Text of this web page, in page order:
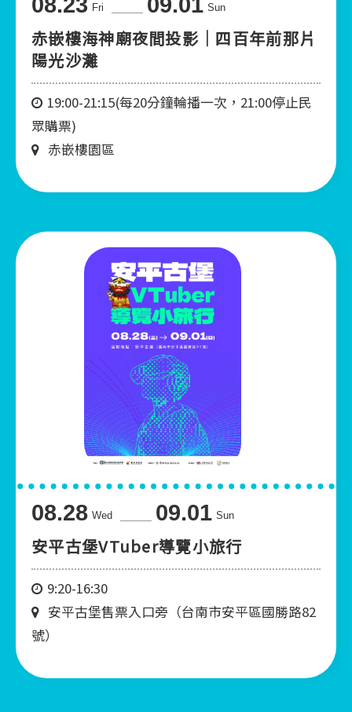
Fri Sun
赤嵌樓海神廟夜間投影｜四百年前那片
陽光沙灘
19:00-21:15(每20分鐘輪播一次，21:00停止民
眾購票)
赤嵌樓園區
08.28 Wed 09.01 Sun
安平古堡VTuber導覽小旅行
9:20-16:30
安平古堡售票入口旁（台南市安平區國勝路82
號）